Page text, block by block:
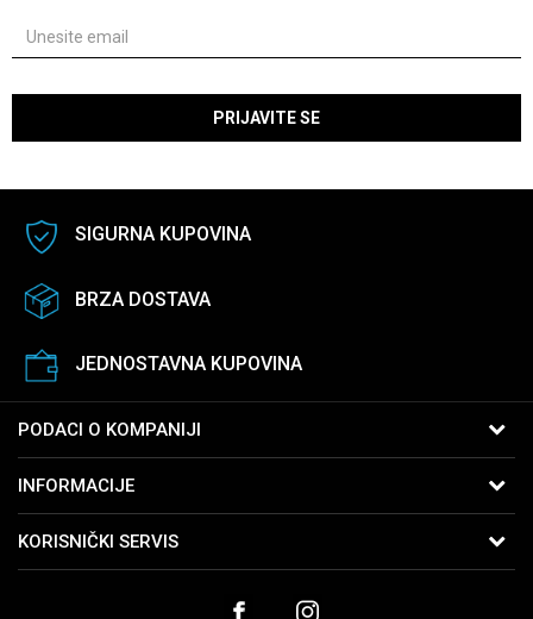
PRIJAVITE SE
SIGURNA KUPOVINA
BRZA DOSTAVA
JEDNOSTAVNA KUPOVINA
PODACI O KOMPANIJI
Kralja Vukašina 911040 Beograd, Srbija
Telefon:065-2762761
INFORMACIJE
KORISNIČKI SERVIS